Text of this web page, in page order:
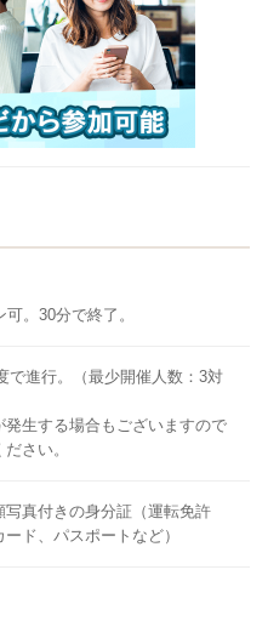
。30分で終了。
で進行。（最少開催人数：3対
生する場合もございますので
さい。
写真付きの身分証（運転免許
ド、パスポートなど）